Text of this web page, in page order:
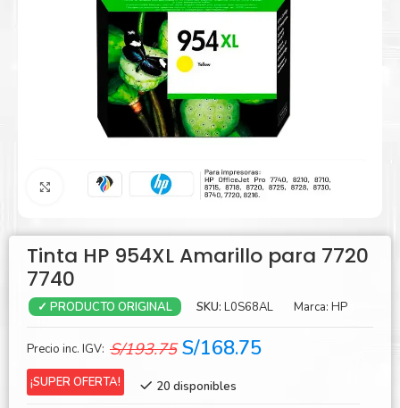
Agrandar
Tinta HP 954XL Amarillo para 7720
7740
✓ PRODUCTO ORIGINAL SKU: L0S68AL Marca: HP
Precio inc. IGV: S/193.75 El
original
S/168.75El
¡SUPER OFERTA! 20 disponibles